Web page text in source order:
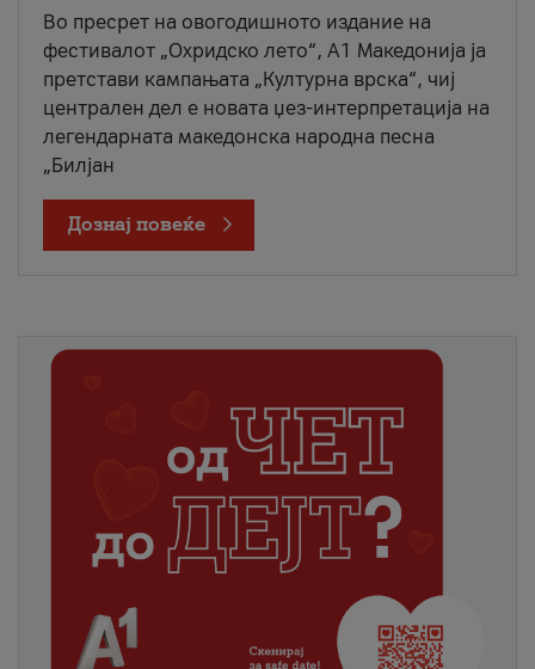
Во пресрет на овогодишното издание на
фестивалот „Охридско лето“, А1 Македонија ја
претстави кампањата „Културна врска“, чиј
централен дел е новата џез-интерпретација на
легендарната македонска народна песна
„Билјан
Дознај повеќе